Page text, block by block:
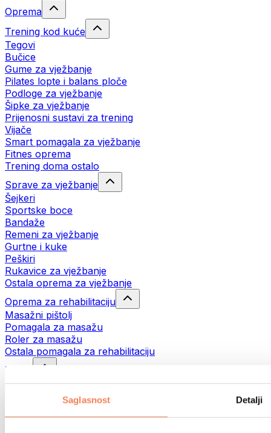
Saglasnost Detalji
Oprema
Trening kod kuće
Tegovi
Bučice
Gume za vježbanje
Pilates lopte i balans ploče
Podloge za vježbanje
Šipke za vježbanje
Prijenosni sustavi za trening
Vijače
Smart pomagala za vježbanje
Fitnes oprema
Trening doma ostalo
Sprave za vježbanje
Šejkeri
Sportske boce
Bandaže
Remeni za vježbanje
Gurtne i kuke
Peškiri
Rukavice za vježbanje
Ostala oprema za vježbanje
Oprema za rehabilitaciju
Masažni pištolj
Pomagala za masažu
Roler za masažu
Ostala pomagala za rehabilitaciju
Torbe
Torbe za hranu
Sportske torbe